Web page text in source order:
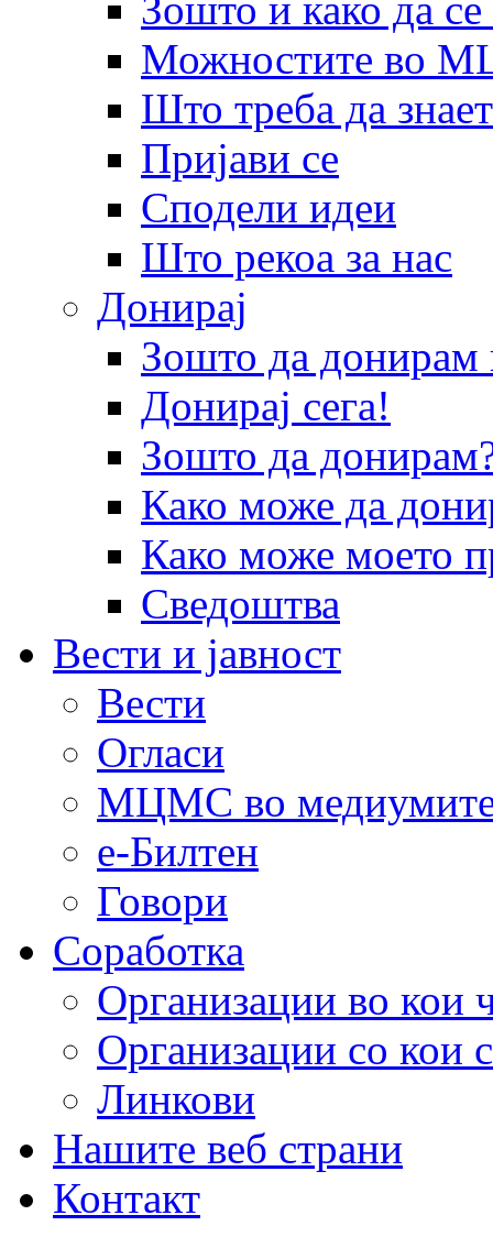
Можностите во
Што треба да
Пријави се
Сподели идеи
Што рекоа за нас
Донирај
Зошто да
Донирај сега!
Зошто да
Како може да
Како може моето
Сведоштва
Вести и јавност
Вести
Огласи
МЦМС во
е-Билтен
Говори
Соработка
Организации во кои
Организации со кои
Линкови
Нашите веб страни
Контакт